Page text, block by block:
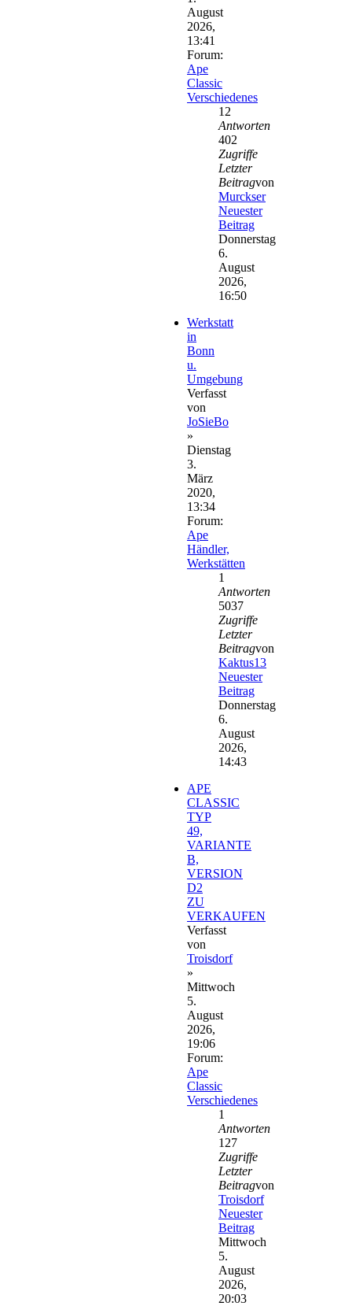
August
2026,
13:41
Forum:
Ape
Classic
Verschiedenes
12
Antworten
402
Zugriffe
Letzter
Beitragvon
Murckser
Neuester
Beitrag
Donnerstag
6.
August
2026,
16:50
Werkstatt
in
Bonn
u.
Umgebung
Verfasst
von
JoSieBo
»
Dienstag
3.
März
2020,
13:34
Forum:
Ape
Händler,
Werkstätten
1
Antworten
5037
Zugriffe
Letzter
Beitragvon
Kaktus13
Neuester
Beitrag
Donnerstag
6.
August
2026,
14:43
APE
CLASSIC
TYP
49,
VARIANTE
B,
VERSION
D2
ZU
VERKAUFEN
Verfasst
von
Troisdorf
»
Mittwoch
5.
August
2026,
19:06
Forum:
Ape
Classic
Verschiedenes
1
Antworten
127
Zugriffe
Letzter
Beitragvon
Troisdorf
Neuester
Beitrag
Mittwoch
5.
August
2026,
20:03